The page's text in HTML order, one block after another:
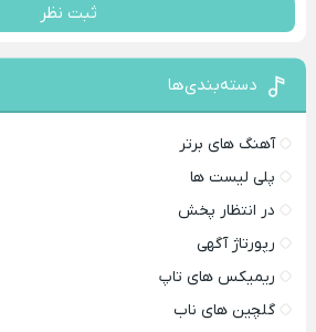
ثبت نظر
دسته‌بندی‌ها
آهنگ های برتر
پلی لیست ها
در انتظار پخش
رپورتاژ آگهی
ریمیکس های تاپ
گلچین های ناب